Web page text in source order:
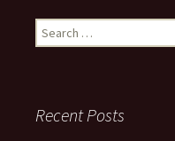
Search
for:
Recent Posts